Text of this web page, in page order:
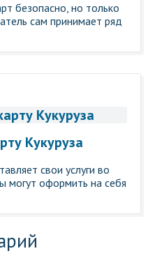
безопасно, но только
сам принимает ряд
Кукуруза
свои услуги во
могут оформить на себя